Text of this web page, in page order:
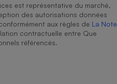
est représentative du marché,
des autorisations données
aux règles de La Note
contractuelle entre Que
référencés.